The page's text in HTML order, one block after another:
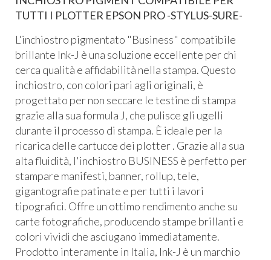
TUTTI I PLOTTER EPSON PRO -STYLUS-SURE-
L'inchiostro pigmentato "Business" compatibile
brillante Ink-J è una soluzione eccellente per chi
cerca qualità e affidabilità nella stampa. Questo
inchiostro, con colori pari agli originali, è
progettato per non seccare le testine di stampa
grazie alla sua formula J, che pulisce gli ugelli
durante il processo di stampa. È ideale per la
ricarica delle cartucce dei plotter . Grazie alla sua
alta fluidità, l'inchiostro BUSINESS è perfetto per
stampare manifesti, banner, rollup, tele,
gigantografie patinate e per tutti i lavori
tipografici. Offre un ottimo rendimento anche su
carte fotografiche, producendo stampe brillanti e
colori vividi che asciugano immediatamente.
Prodotto interamente in Italia, Ink-J è un marchio